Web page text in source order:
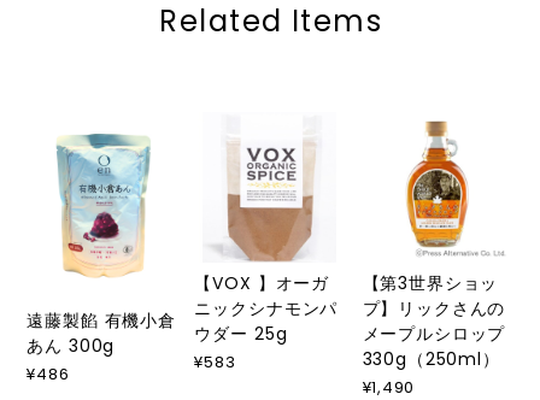
Related Items
遠藤製餡 有機小倉
あん 300g
¥486
【VOX 】オーガ
ニックシナモンパ
ウダー 25g
¥583
【第3世界ショッ
プ】リックさんの
メープルシロップ
330g（250ml）
¥1,490